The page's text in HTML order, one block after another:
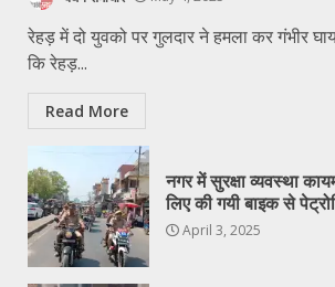
रेहड़ में दो युवको पर गुलदार ने हमला कर गंभीर
कि रेहड़...
Read More
नगर में सुरक्षा व्यवस्था
लिए की गयी बाइक से
April 3, 2025